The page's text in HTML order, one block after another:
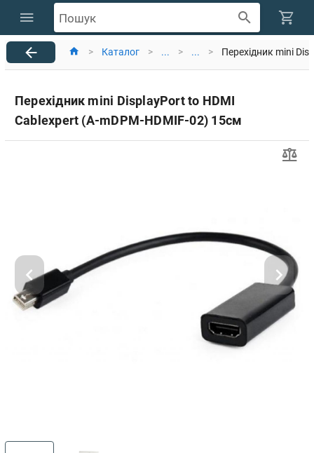
Пошук
> Каталог > ... > ... > Перехідник mini
Перехідник mini DisplayPort to HDMI
Cablexpert (A-mDPM-HDMIF-02) 15см